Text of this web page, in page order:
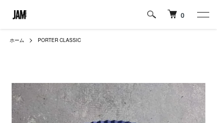
0
ホーム PORTER CLASSIC